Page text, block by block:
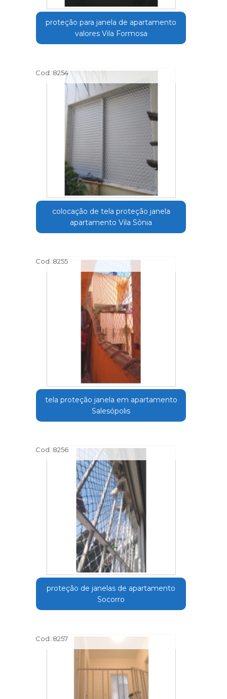
proteção para janela de apartamento
valores Vila Formosa
Cod.:8254
colocação de tela proteção janela
apartamento Vila Sônia
Cod.:8255
tela proteção janela em apartamento
Salesópolis
Cod.:8256
proteção de janelas de apartamento
Socorro
Cod.:8257